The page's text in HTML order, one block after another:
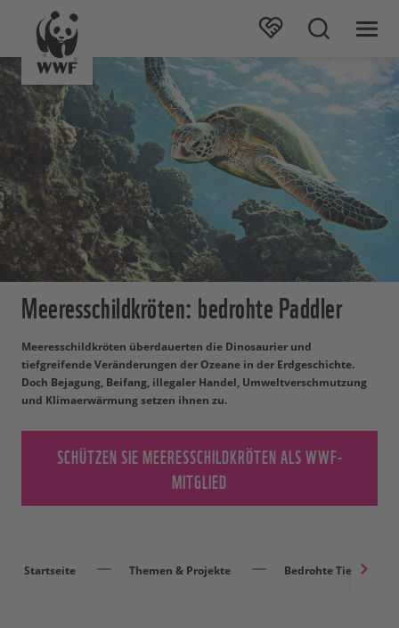
Meeresschildkröten: bedrohte Paddler
Meeresschildkröten überdauerten die Dinosaurier und
tiefgreifende Veränderungen der Ozeane in der Erdgeschichte.
Doch Bejagung, Beifang, illegaler Handel, Umweltverschmutzung
und Klimaerwärmung setzen ihnen zu.
SCHÜTZEN SIE MEERESSCHILDKRÖTEN ALS WWF-
MITGLIED
Startseite Themen & Projekte Bedrohte Tierarten